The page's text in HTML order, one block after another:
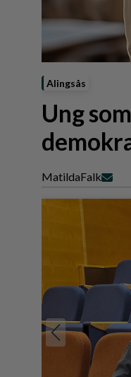
Alingsås
Ung
MatildaFalk